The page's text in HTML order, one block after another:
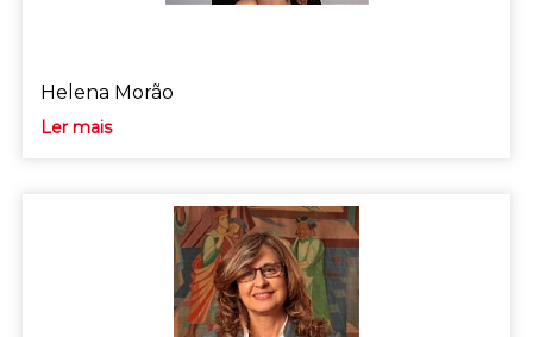
Helena Morão
Ler mais